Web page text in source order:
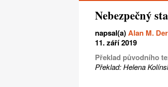
Nebezpečný
napsal(a)Alan M.
11. září 2019
Překlad původního
Překlad: Helena